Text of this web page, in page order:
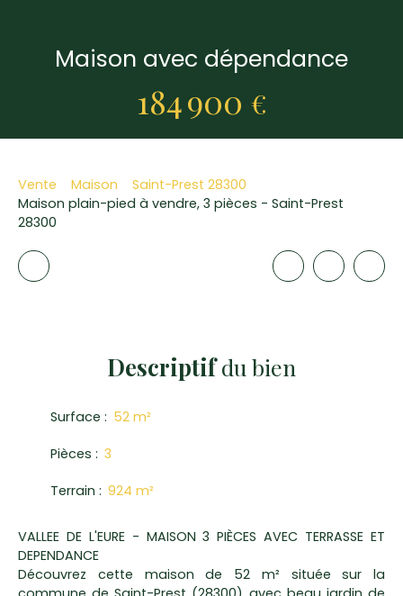
Maison avec dépendance
184 900 €
Vente Maison
Saint-Prest 28300
Maison plain-pied à vendre, 3 pièces - Saint-Prest
28300
Descriptifdu bien
Surface : 52 m²
Pièces : 3
Terrain : 924 m²
VALLEE DE L'EURE - MAISON 3 PIÈCES AVEC TERRASSE ET
DEPENDANCE
Découvrez cette maison de 52 m² située sur la